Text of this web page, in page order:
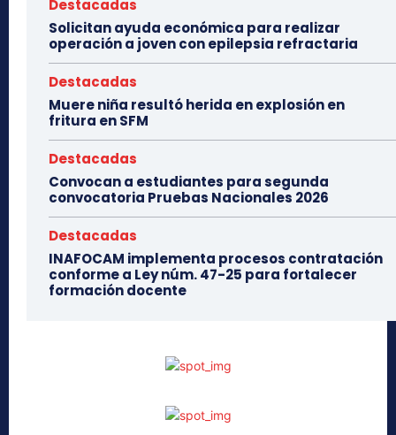
Destacadas
Solicitan ayuda económica para realizar
operación a joven con epilepsia refractaria
Destacadas
Muere niña resultó herida en explosión en
fritura en SFM
Destacadas
Convocan a estudiantes para segunda
convocatoria Pruebas Nacionales 2026
Destacadas
INAFOCAM implementa procesos contratación
conforme a Ley núm. 47-25 para fortalecer
formación docente